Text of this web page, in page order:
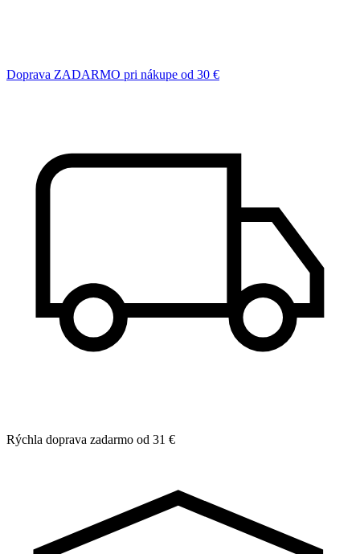
Doprava ZADARMO pri nákupe od 30 €
Rýchla doprava zadarmo od 31 €